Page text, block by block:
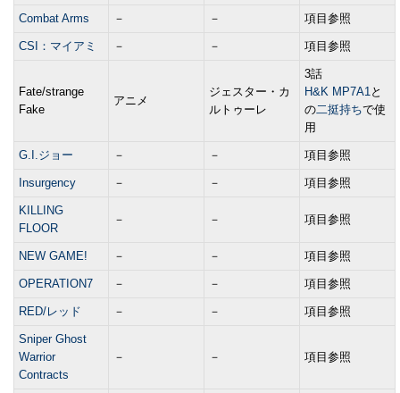
Combat Arms － － 項目参照
CSI：マイアミ － － 項目参照
Fate/strange
Fake
アニメ
ジェスター・カ
ルトゥーレ
3話
H&K MP7A1と
の二挺持ちで使
用
G.I.ジョー － － 項目参照
Insurgency － － 項目参照
KILLING
FLOOR
－ － 項目参照
NEW GAME! － － 項目参照
OPERATION7 － － 項目参照
RED/レッド － － 項目参照
Sniper Ghost
Warrior
Contracts
－ － 項目参照